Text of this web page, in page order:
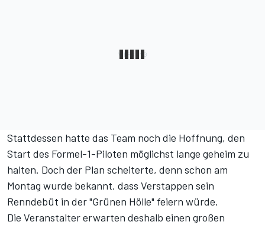
Stattdessen hatte das Team noch die Hoffnung, den
Start des Formel-1-Piloten möglichst lange geheim zu
halten. Doch der Plan scheiterte, denn schon am
Montag wurde bekannt, dass Verstappen sein
Renndebüt in der "Grünen Hölle" feiern würde.
Die Veranstalter erwarten deshalb einen großen